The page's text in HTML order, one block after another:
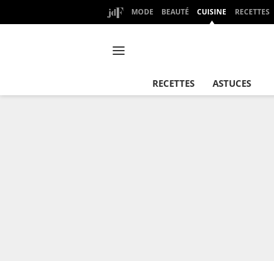
MODE BEAUTÉ CUISINE RECETTES
RECETTES ASTUCES